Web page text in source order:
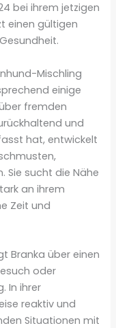
bei ihrem jetzigen
einen gültigen
Mischling
einige
fremden
und
hat, entwickelt
Sie sucht die Nähe
an ihrem
Zeit und
Branka über einen
oder
In ihrer
reaktiv und
Situationen mit